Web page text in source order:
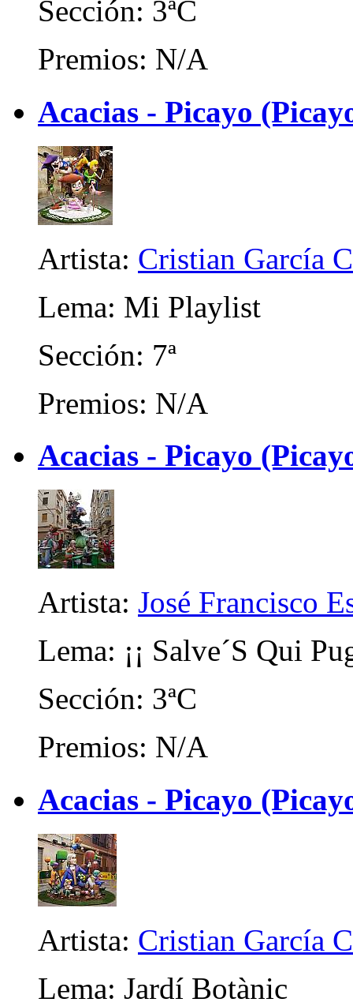
Sección: 3ªC
Premios: N/A
Acacias - Picayo
Artista: Cristian García
Lema: Mi Playlist
Sección: 7ª
Premios: N/A
Acacias - Picayo
Artista: José Francisco
Lema: ¡¡ Salve´S Qui
Sección: 3ªC
Premios: N/A
Acacias - Picayo
Artista: Cristian García
Lema: Jardí Botànic